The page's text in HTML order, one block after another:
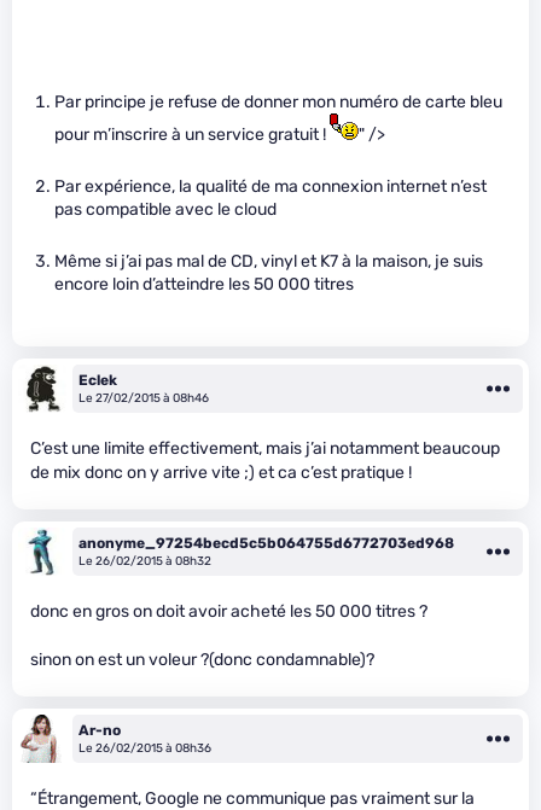
Par principe je refuse de donner mon numéro de carte bleu
pour m’inscrire à un service gratuit !
" />
Par expérience, la qualité de ma connexion internet n’est
pas compatible avec le cloud
Même si j’ai pas mal de CD, vinyl et K7 à la maison, je suis
encore loin d’atteindre les 50 000 titres
Eclek
Le 27/02/2015 à 08h46
C’est une limite effectivement, mais j’ai notamment beaucoup
de mix donc on y arrive vite ;) et ca c’est pratique !
anonyme_97254becd5c5b064755d6772703ed968
Le 26/02/2015 à 08h32
donc en gros on doit avoir acheté les 50 000 titres ?
sinon on est un voleur ?(donc condamnable)?
Ar-no
Le 26/02/2015 à 08h36
“Étrangement, Google ne communique pas vraiment sur la